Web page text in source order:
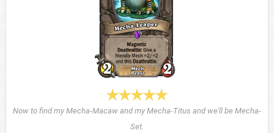
Now to find my Mecha-Macaw and my Mecha-Titus and we'll be Mecha-
Set.